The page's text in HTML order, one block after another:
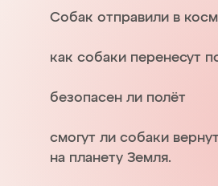
Собак отправили в
как собаки перенесут
безопасен ли полёт
смогут ли собаки
на планету Земля.